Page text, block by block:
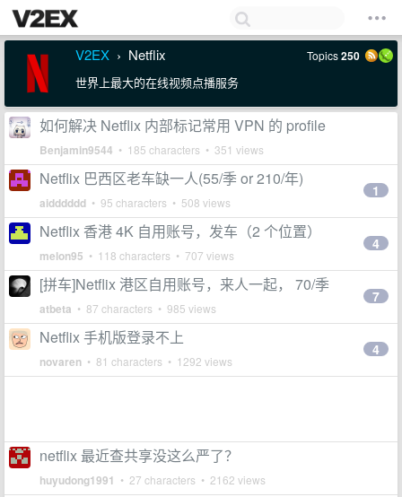
V2EX › Netflix Topics250
世界上最大的在线视频点播服务
如何解决 Netflix 内部标记常用 VPN 的 profile
Benjamin9544 • 185 characters • 351 views
Netflix 巴西区老车缺一人(55/季 or 210/年)
aidddddd • 95 characters • 508 views
1
Netflix 香港 4K 自用账号，发车（2 个位置）
melon95 • 118 characters • 707 views
4
[拼车]Netflix 港区自用账号，来人一起， 70/季
atbeta • 87 characters • 985 views
7
Netflix 手机版登录不上
novaren • 81 characters • 1292 views
4
netflix 最近查共享没这么严了？
huyudong1991 • 27 characters • 2162 views